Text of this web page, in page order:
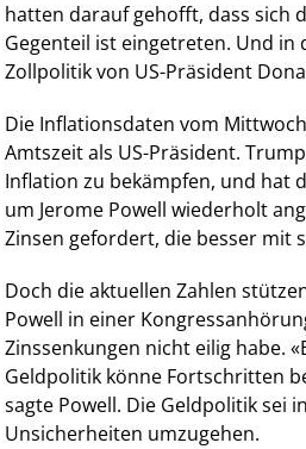
hatten darauf gehofft, dass sich
Gegenteil ist eingetreten. Und in
Zollpolitik von US-Präsident
Die Inflationsdaten vom
Amtszeit als US-Präsident.
Inflation zu bekämpfen, und hat
um Jerome Powell wiederholt
Zinsen gefordert, die besser mit
Doch die aktuellen Zahlen
Powell in einer
Zinssenkungen nicht eilig habe.
Geldpolitik könne Fortschritten
sagte Powell. Die Geldpolitik sei
Unsicherheiten umzugehen.